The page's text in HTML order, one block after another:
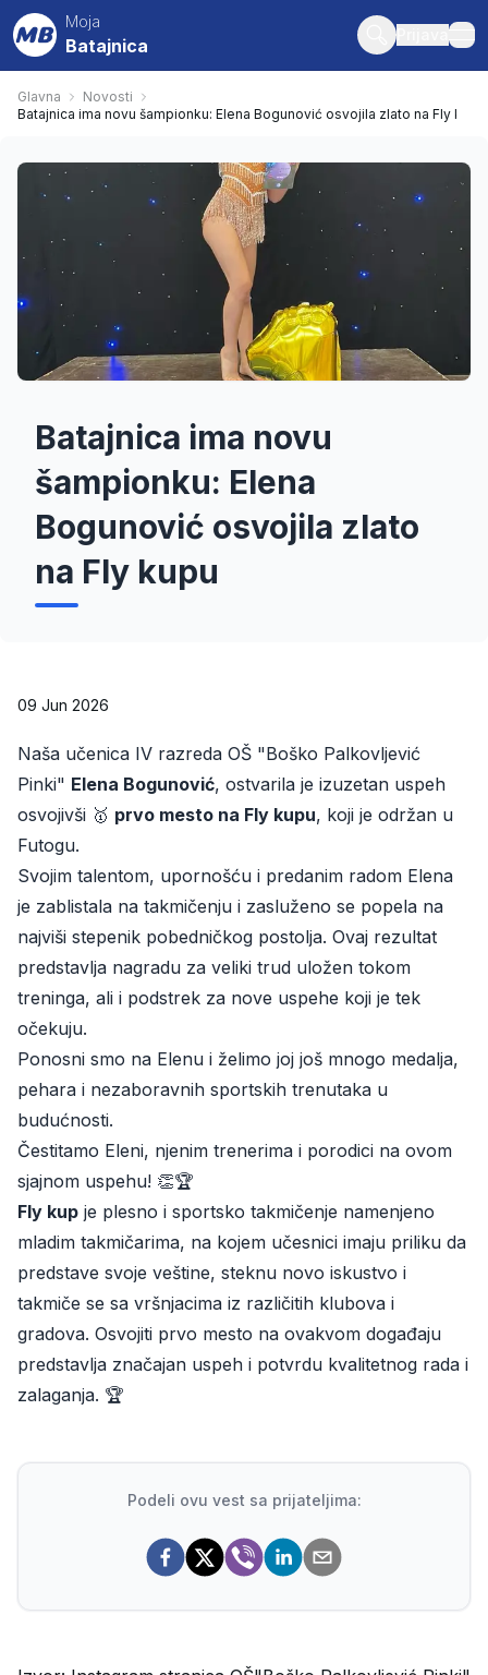
Moja
Batajnica
Glavna
Novosti
Batajnica ima novu šampionku: Elena Bogunović osvojila zlato na Fly kupu
Batajnica ima novu
šampionku: Elena
Bogunović osvojila zlato
na Fly kupu
09 Jun 2026
Naša učenica IV razreda OŠ "Boško Palkovljević
Pinki" Elena Bogunović, ostvarila je izuzetan uspeh
osvojivši 🥇 prvo mesto na Fly kupu, koji je održan u
Futogu.
Svojim talentom, upornošću i predanim radom Elena
je zablistala na takmičenju i zasluženo se popela na
najviši stepenik pobedničkog postolja. Ovaj rezultat
predstavlja nagradu za veliki trud uložen tokom
treninga, ali i podstrek za nove uspehe koji je tek
očekuju.
Ponosni smo na Elenu i želimo joj još mnogo medalja,
pehara i nezaboravnih sportskih trenutaka u
budućnosti.
Čestitamo Eleni, njenim trenerima i porodici na ovom
sjajnom uspehu! 👏🏆
Fly kup je plesno i sportsko takmičenje namenjeno
mladim takmičarima, na kojem učesnici imaju priliku da
predstave svoje veštine, steknu novo iskustvo i
takmiče se sa vršnjacima iz različitih klubova i
gradova. Osvojiti prvo mesto na ovakvom događaju
predstavlja značajan uspeh i potvrdu kvalitetnog rada i
zalaganja. 🏆
Podeli ovu vest sa prijateljima: